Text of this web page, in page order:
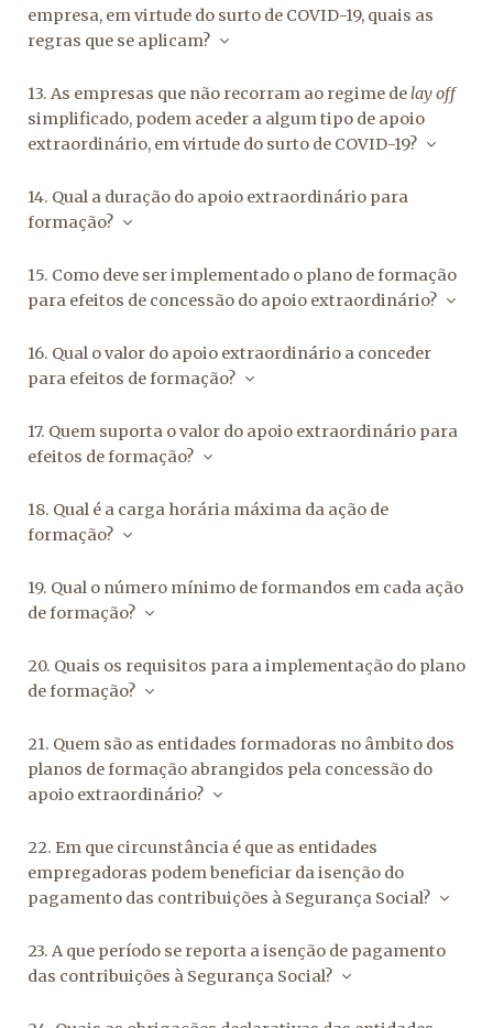
empresa, em virtude do surto de COVID-19, quais as
regras que se aplicam?
13. As empresas que não recorram ao regime delay off
simplificado, podem aceder a algum tipo de apoio
extraordinário, em virtude do surto de COVID-19?
14. Qual a duração do apoio extraordinário para
formação?
15. Como deve ser implementado o plano de formação
para efeitos de concessão do apoio extraordinário?
16. Qual o valor do apoio extraordinário a conceder
para efeitos de formação?
17. Quem suporta o valor do apoio extraordinário para
efeitos de formação?
18. Qual é a carga horária máxima da ação de
formação?
19. Qual o número mínimo de formandos em cada ação
de formação?
20. Quais os requisitos para a implementação do plano
de formação?
21. Quem são as entidades formadoras no âmbito dos
planos de formação abrangidos pela concessão do
apoio extraordinário?
22. Em que circunstância é que as entidades
empregadoras podem beneficiar da isenção do
pagamento das contribuições à Segurança Social?
23. A que período se reporta a isenção de pagamento
das contribuições à Segurança Social?